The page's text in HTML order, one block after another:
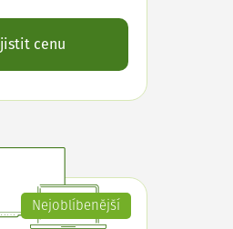
cenu
Nejoblíbenější